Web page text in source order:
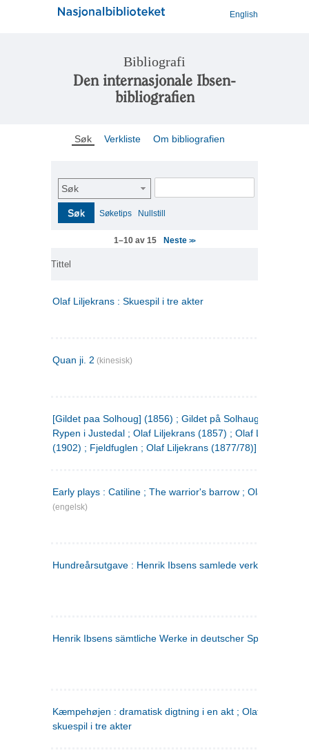
English
Bibliografi
Den internasjonale Ibsen-
bibliografien
Søk Verkliste Om bibliografien
Søk
Søk Søketips Nullstill
1–10 av 15 Neste>>
Tittel
Olaf Liljekrans : Skuespil i tre akter
Quan ji. 2 (kinesisk)
[Gildet paa Solhoug] (1856) ; Gildet på Solhaug (1883) ;
Rypen i Justedal ; Olaf Liljekrans (1857) ; Olaf Liljekrans
(1902) ; Fjeldfuglen ; Olaf Liljekrans (1877/78)]
Early plays : Catiline ; The warrior's barrow ; Olaf Liljekrans
(engelsk)
Hundreårsutgave : Henrik Ibsens samlede verker. 3
Henrik Ibsens sämtliche Werke in deutscher Sprache. 2
Kæmpehøjen : dramatisk digtning i en akt ; Olaf Liljekrans :
skuespil i tre akter